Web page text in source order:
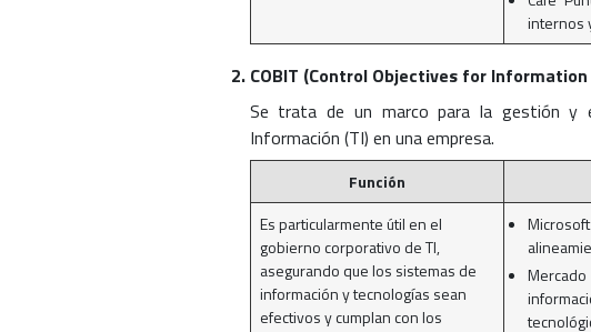
internos
COBIT (Control Objectives for
Se trata de un marco para la gestión y
Información (TI) en una empresa.
Función
Es particularmente útil en el
gobierno corporativo de TI,
asegurando que los sistemas de
información y tecnologías sean
efectivos y cumplan con los